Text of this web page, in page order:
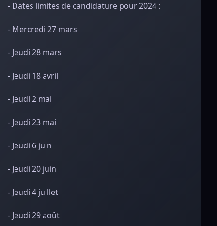
- Dates limites de candidature pour 2024 :
- Mercredi 27 mars
- Jeudi 28 mars
- Jeudi 18 avril
- Jeudi 2 mai
- Jeudi 23 mai
- Jeudi 6 juin
- Jeudi 20 juin
- Jeudi 4 juillet
- Jeudi 29 août